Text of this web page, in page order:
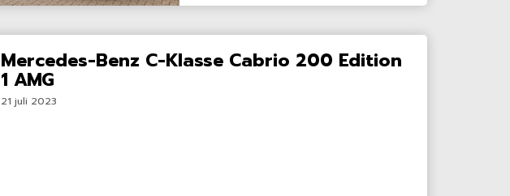
Mercedes-Benz C-Klasse Cabrio 200 Edition
1 AMG
21 juli 2023